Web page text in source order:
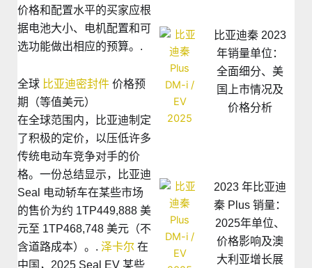
价格和配置水平的买家应根
据电池大小、电机配置和可
选功能做出相应的预算。.
全球 比亚迪密封件 价格预
期（等值美元）
在全球范围内，比亚迪制定
了积极的定价，以压低许多
传统电动车竞争对手的价
格。一份总结显示，比亚迪
Seal 电动轿车在某些市场
的售价为约 1TP449,888 美
元至 1TP468,748 美元（不
含道路成本）。. 泽卡尔 在
中国，2025 Seal EV 某些
比亚迪秦 2023
年销量单位：
全面细分、美
国上市情况及
价格分析
2023 年比亚迪
秦 Plus 销量：
2025年单位、
价格影响及澳
大利亚增长展